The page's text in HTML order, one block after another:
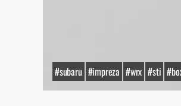
#subaru #impreza #wrx #sti